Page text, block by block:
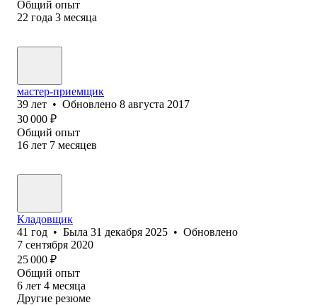
Общий опыт
22 года 3 месяца
мастер-приемщик
39 лет • Обновлено 8 августа 2017
30 000 ₽
Общий опыт
16 лет 7 месяцев
Кладовщик
41 год • Была 31 декабря 2025 • Обновлено
7 сентября 2020
25 000 ₽
Общий опыт
6 лет 4 месяца
Другие резюме